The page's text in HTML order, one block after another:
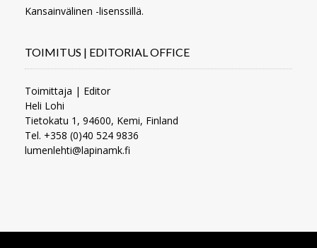
Kansainvälinen -lisenssillä.
TOIMITUS | EDITORIAL OFFICE
Toimittaja | Editor
Heli Lohi
Tietokatu 1, 94600, Kemi, Finland
Tel. +358 (0)40 524 9836
lumenlehti@lapinamk.fi